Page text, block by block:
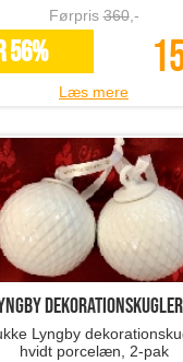
Førpris360,-
56%
Læs mere
Lyngby
hvidt porcelæn, 2-pak